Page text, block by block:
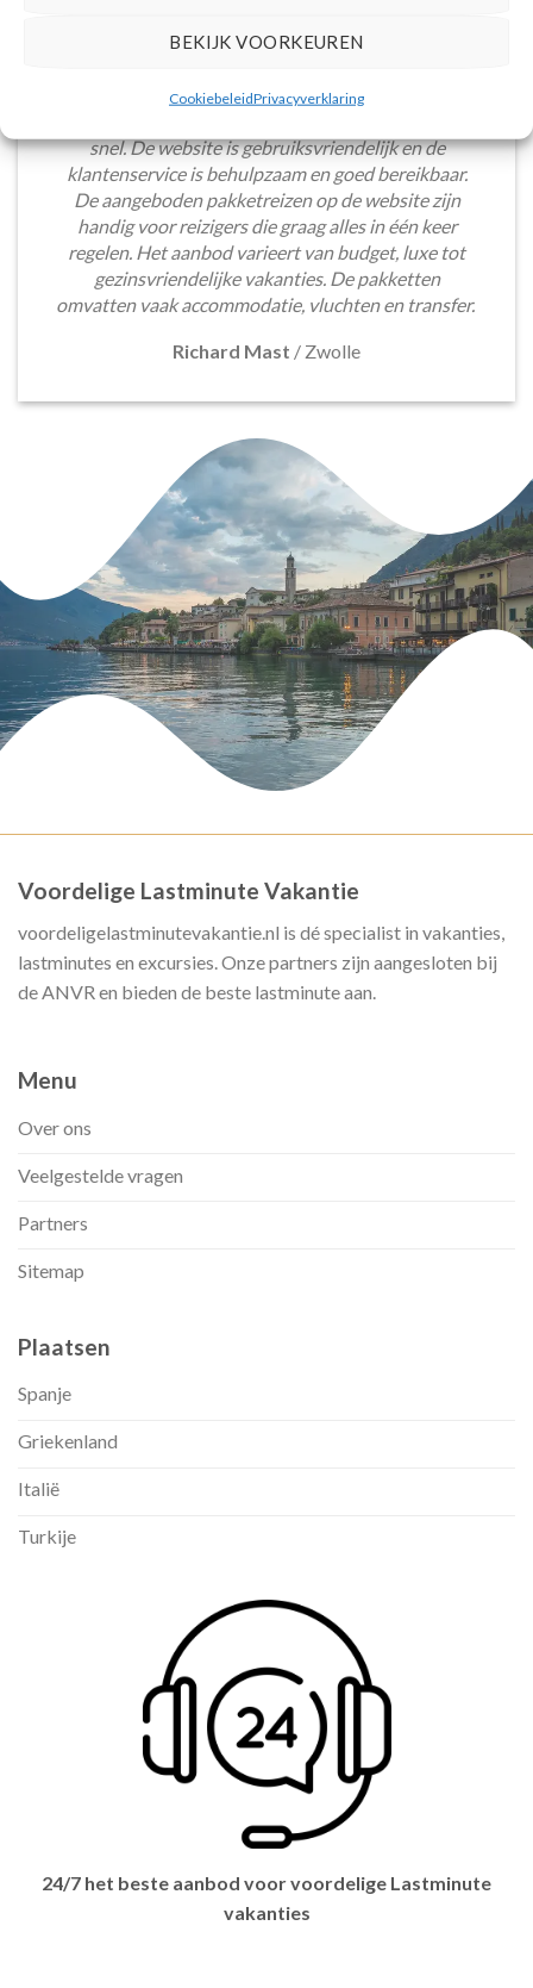
BEKIJK VOORKEUREN
CookiebeleidPrivacyverklaring
Het boeken van een lastminute vakantie via
snel. De website is gebruiksvriendelijk en de
klantenservice is behulpzaam en goed bereikbaar.
De aangeboden pakketreizen op de website zijn
handig voor reizigers die graag alles in één keer
regelen. Het aanbod varieert van budget, luxe tot
gezinsvriendelijke vakanties. De pakketten
omvatten vaak accommodatie, vluchten en transfer.
Richard Mast / Zwolle
Voordelige Lastminute Vakantie
voordeligelastminutevakantie.nl is dé specialist in vakanties,
lastminutes en excursies. Onze partners zijn aangesloten bij
de ANVR en bieden de beste lastminute aan.
Menu
Over ons
Veelgestelde vragen
Partners
Sitemap
Plaatsen
Spanje
Griekenland
Italië
Turkije
24/7 het beste aanbod voor voordelige Lastminute
vakanties